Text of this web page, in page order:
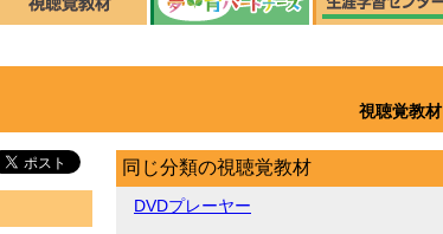
視聴覚教材
同じ分類の視聴覚教材
DVDプレーヤー